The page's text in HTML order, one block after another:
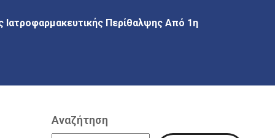
Ιατροφαρμακευτικής Περίθαλψης Από 1η
Αναζήτηση